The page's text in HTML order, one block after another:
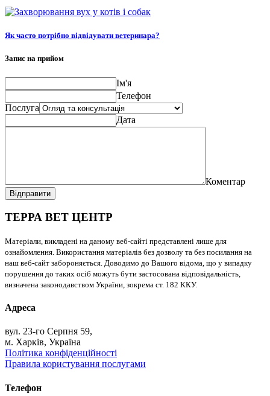
Як часто потрібно відвідувати ветеринара?
Запис на прийом
Ім'я
Телефон
Послуга
Дата
Коментар
Відправити
ТЕРРА ВЕТ ЦЕНТР
Матеріали, викладені на даному веб-сайті представлені лише для
ознайомлення. Використання матеріалів без дозволу та без посилання на
наш веб-сайт забороняється. Доводимо до Вашого відома, що у випадку
порушення до таких осіб можуть бути застосована відповідальність,
визначена законодавством України, зокрема ст. 182 ККУ.
Адреса
вул. 23-го Серпня 59,
м. Харків, Україна
Політика конфіденційності
Правила користування послугами
Телефон